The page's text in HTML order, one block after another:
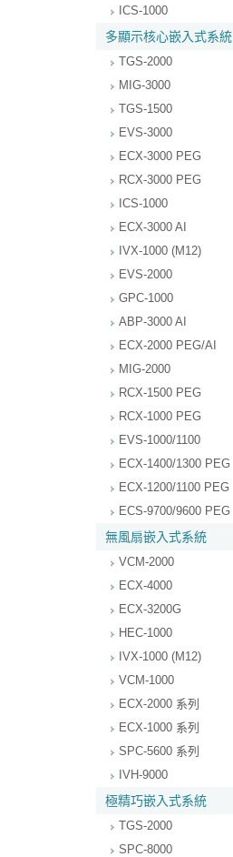
ICS-1000
多顯示核心嵌入式系統
TGS-2000
MIG-3000
TGS-1500
EVS-3000
ECX-3000 PEG
RCX-3000 PEG
ICS-1000
ECX-3000 AI
IVX-1000 (M12)
EVS-2000
GPC-1000
ABP-3000 AI
ECX-2000 PEG/AI
MIG-2000
RCX-1500 PEG
RCX-1000 PEG
EVS-1000/1100
ECX-1400/1300 PEG
ECX-1200/1100 PEG
ECS-9700/9600 PEG
無風扇嵌入式系統
VCM-2000
ECX-4000
ECX-3200G
HEC-1000
IVX-1000 (M12)
VCM-1000
ECX-2000 系列
ECX-1000 系列
SPC-5600 系列
IVH-9000
極精巧嵌入式系統
TGS-2000
SPC-8000